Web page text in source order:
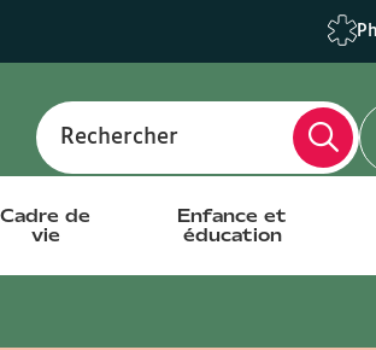
Rechercher
Cadre de
vie
Enfance et
éducation